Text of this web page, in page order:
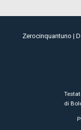
Zerocinquantuno |
di